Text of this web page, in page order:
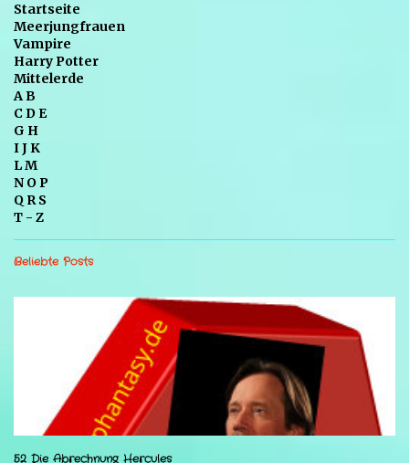
Startseite
Meerjungfrauen
Vampire
Harry Potter
Mittelerde
A B
C D E
G H
I J K
L M
N O P
Q R S
T - Z
Beliebte Posts
52 Die Abrechnung Hercules